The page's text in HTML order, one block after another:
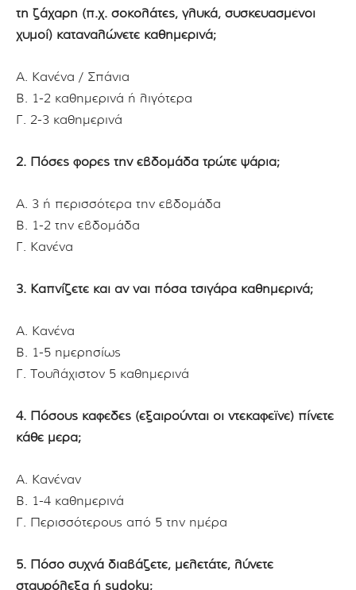
τη ζάχαρη (π.χ. σοκολάτες, γλυκά, συσκευασμένοι
χυμοί) καταναλώνετε καθημερινά;
Α. Κανένα / Σπάνια
Β. 1-2 καθημερινά ή λιγότερα
Γ. 2-3 καθημερινά
2. Πόσες φορές την εβδομάδα τρώτε ψάρια;
Α. 3 ή περισσότερα την εβδομάδα
Β. 1-2 την εβδομάδα
Γ. Κανένα
3. Καπνίζετε και αν ναι πόσα τσιγάρα καθημερινά;
Α. Κανένα
Β. 1-5 ημερησίως
Γ. Τουλάχιστον 5 καθημερινά
4. Πόσους καφέδες (εξαιρούνται οι ντεκαφεϊνέ) πίνετε
κάθε μέρα;
Α. Κανέναν
Β. 1-4 καθημερινά
Γ. Περισσότερους από 5 την ημέρα
5. Πόσο συχνά διαβάζετε, μελετάτε, λύνετε
σταυρόλεξα ή sudoku;